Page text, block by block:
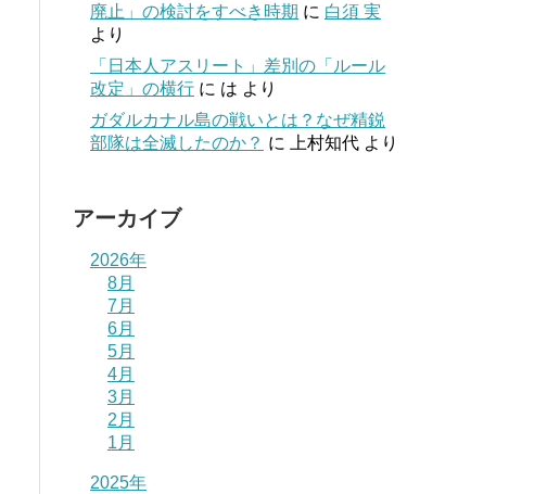
廃止」の検討をすべき時期 に 白須 実
より
「日本人アスリート」差別の「ルール
改定」の横行 に は より
ガダルカナル島の戦いとは？なぜ精鋭
部隊は全滅したのか？ に 上村知代 より
アーカイブ
2026年
8月
7月
6月
5月
4月
3月
2月
1月
2025年